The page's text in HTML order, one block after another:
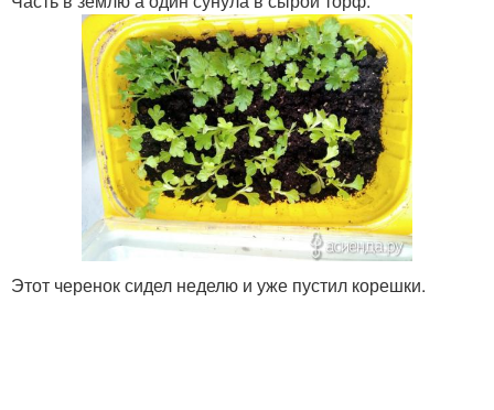
Этот черенок сидел неделю и уже пустил корешки.